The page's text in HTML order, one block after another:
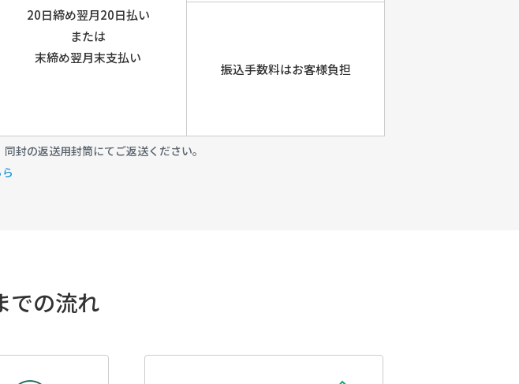
20日締め翌月20日払い
または
末締め翌月末支払い
振込手数料はお客様負担
封の返送用封筒にてご返送ください。
での流れ